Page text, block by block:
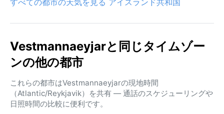
Vestmannaeyjarと同じタイムゾー
ンの他の都市
これらの都市はVestmannaeyjarの現地時間
（Atlantic/Reykjavik）を共有 — 通話のスケジューリングや
日照時間の比較に便利です。